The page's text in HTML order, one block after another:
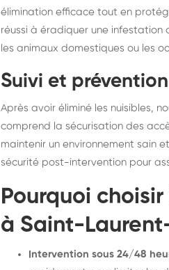
élimination efficace tout en
réussi à éradiquer une infestation
les animaux domestiques ou les
Suivi et
Après avoir éliminé les nuisibles,
comprend la sécurisation des
maintenir un environnement sain
sécurité post-intervention pour
Pourquoi
à Saint-
Intervention sous 24/48